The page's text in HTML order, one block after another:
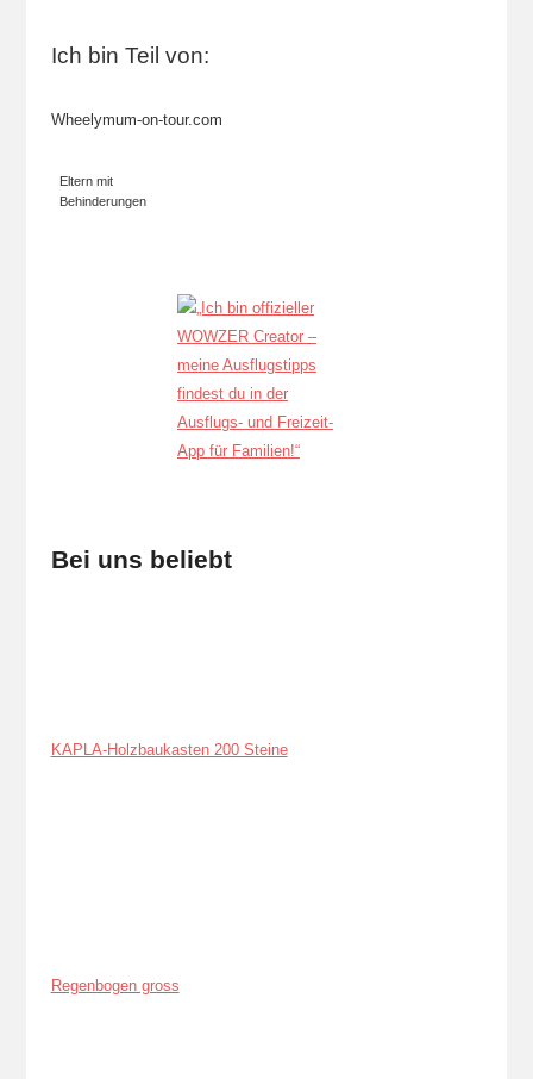
Ich bin Teil von:
Wheelymum-on-tour.com
Eltern mit
Behinderungen
Bei uns beliebt
KAPLA-Holzbaukasten 200 Steine
Regenbogen gross